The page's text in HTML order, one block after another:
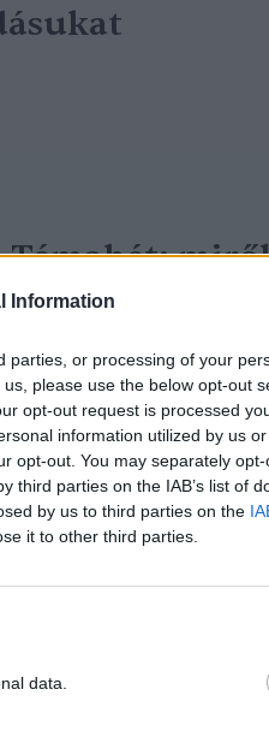
Information
parties, or processing of your
please use the below opt-out
opt-out request is processed
information utilized by us
opt-out. You may separately
third parties on the IAB’s list of
by us to third parties on the
it to other third parties.
data.
lakótelepi